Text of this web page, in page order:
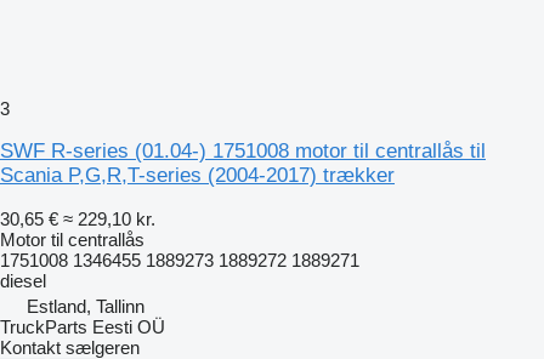
3
SWF R-series (01.04-) 1751008 motor til centrallås til
Scania P,G,R,T-series (2004-2017) trækker
30,65 € ≈ 229,10 kr.
Motor til centrallås
1751008 1346455 1889273 1889272 1889271
diesel
Estland, Tallinn
TruckParts Eesti OÜ
Kontakt sælgeren